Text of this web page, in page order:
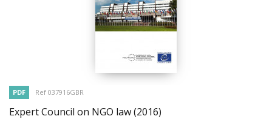
PDF Ref 037916GBR
Expert Council on NGO law(2016)